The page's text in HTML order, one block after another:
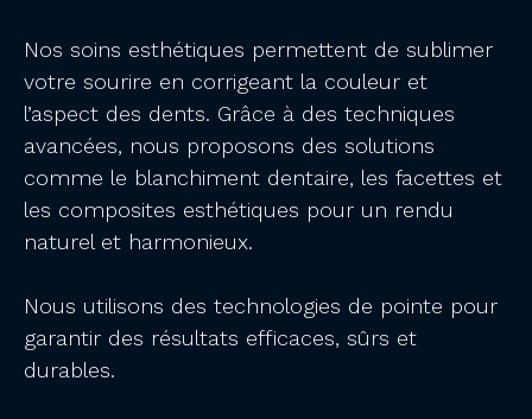
Nos soins esthétiques permettent de sublimer
votre sourire en corrigeant la couleur et
l’aspect des dents. Grâce à des techniques
avancées, nous proposons des solutions
comme le blanchiment dentaire, les facettes et
les composites esthétiques pour un rendu
naturel et harmonieux.
Nous utilisons des technologies de pointe pour
garantir des résultats efficaces, sûrs et
durables.